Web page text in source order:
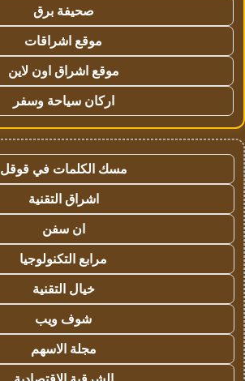
صحيفة برق
موقع اشراقات
موقع اشراق اون لاين
اركان سياحة وسفر
مسك الكلمات في قوقل
اشراق التقنية
ان سفن
مرابع التكنولوجيا
خيال التقنية
شوف ويب
مجلة الاسهم